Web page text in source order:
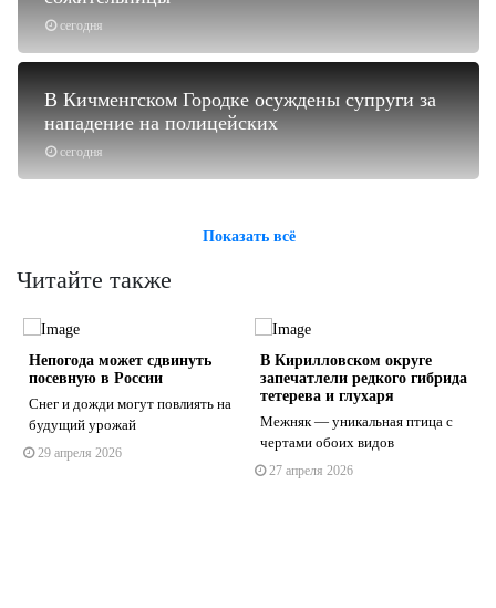
сегодня
сегодня
В Кичменгском Городке осуждены супруги за
нападение на полицейских
Показать всё
Читайте также
Непогода может сдвинуть
посевную в России
Снег и дожди могут повлиять на
будущий урожай
29 апреля 2026
В Кирилловском округе
запечатлели редкого гибрида
тетерева и глухаря
Межняк — уникальная птица с
чертами обоих видов
27 апреля 2026